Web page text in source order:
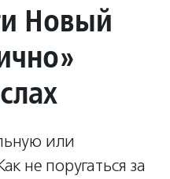
Новый
или
не поругаться за